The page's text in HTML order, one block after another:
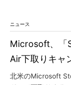
ニュース
Microsoft、「
Air下取りキャ
北米のMicrosoft